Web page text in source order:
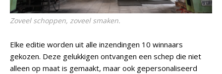
Zoveel schoppen, zoveel smaken.
Elke editie worden uit alle inzendingen 10 winnaars
gekozen. Deze gelukkigen ontvangen een schep die niet
alleen op maat is gemaakt, maar ook gepersonaliseerd